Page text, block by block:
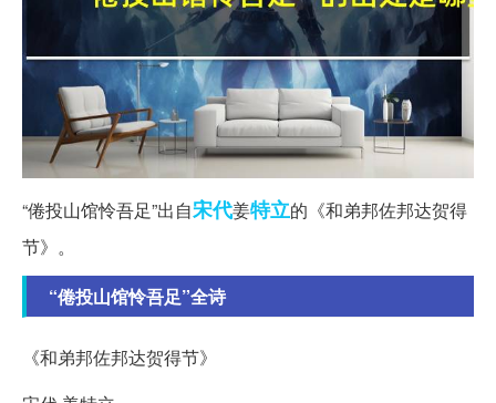
“倦投山馆怜吾足”出自宋代姜特立的《和弟邦佐邦达贺得
节》。
“倦投山馆怜吾足”全诗
《和弟邦佐邦达贺得节》